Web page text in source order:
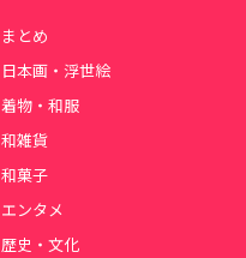
まとめ
日本画・浮世絵
着物・和服
和雑貨
和菓子
エンタメ
歴史・文化